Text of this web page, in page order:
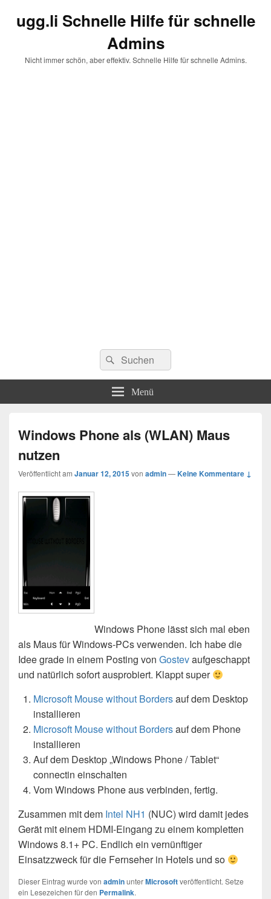
ugg.li Schnelle Hilfe für schnelle
Admins
Nicht immer schön, aber effektiv. Schnelle Hilfe für schnelle Admins.
Suchen
nach:
Suchen
Menü
Windows Phone als (WLAN) Maus
nutzen
Veröffentlicht am Januar 12, 2015von admin—Keine Kommentare ↓
Windows Phone lässt sich mal eben
als Maus für Windows-PCs verwenden. Ich habe die
Idee grade in einem Posting von Gostevaufgeschappt
und natürlich sofort ausprobiert. Klappt super
Microsoft Mouse without Bordersauf dem Desktop
installieren
Microsoft Mouse without Bordersauf dem Phone
installieren
Auf dem Desktop „Windows Phone / Tablet“
connectin einschalten
Vom Windows Phone aus verbinden, fertig.
Zusammen mit dem Intel NH1 (NUC) wird damit jedes
Gerät mit einem HDMI-Eingang zu einem kompletten
Windows 8.1+ PC. Endlich ein vernünftiger
Einsatzzweck für die Fernseher in Hotels und so
Dieser Eintrag wurde von adminunterMicrosoftveröffentlicht. Setze
ein Lesezeichen für den Permalink.